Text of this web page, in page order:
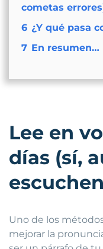
cometas
6 ¿Y qué pasa
7 En resumen…
Lee en
días (sí,
Uno de los
mejorar la